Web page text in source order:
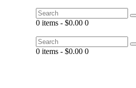
0 items - $0.00 0
0 items - $0.00 0